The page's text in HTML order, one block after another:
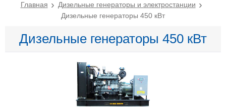
Главная
Дизельные генераторы и электростанции
Дизельные генераторы 450 кВт
Дизельные генераторы 450 кВт